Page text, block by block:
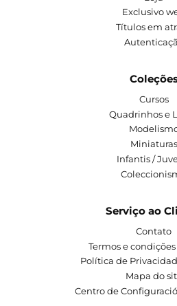
Exclusivo
Títulos em
Cursos
Quadrinhos e
Miniaturas
Infantis /
Serviço ao
Contato
Termos e
Política de
Mapa do
Centro de